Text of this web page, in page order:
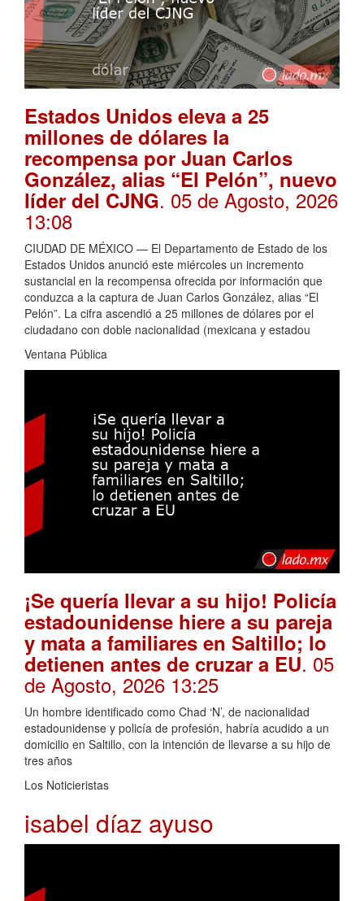
Estados Unidos eleva a 25
millones de dólares la
recompensa por Juan Carlos
González, alias “El Pelón”, nuevo
líder del CJNG. 05 de Agosto, 2026
13:08
CIUDAD DE MÉXICO — El Departamento de Estado de los
Estados Unidos anunció este miércoles un incremento
sustancial en la recompensa ofrecida por información que
conduzca a la captura de Juan Carlos González, alias “El
Pelón”. La cifra ascendió a 25 millones de dólares por el
ciudadano con doble nacionalidad (mexicana y estadou
Ventana Pública
¡Se quería llevar a su hijo! Policía
estadounidense hiere a su pareja
y mata a familiares en Saltillo; lo
detienen antes de cruzar a EU. 05
de Agosto, 2026 13:25
Un hombre identificado como Chad ‘N’, de nacionalidad
estadounidense y policía de profesión, habría acudido a un
domicilio en Saltillo, con la intención de llevarse a su hijo de
tres años
Los Noticieristas
isabel díaz ayuso